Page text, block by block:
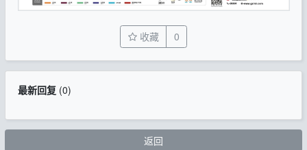
收藏 0
最新回复(0)
返回